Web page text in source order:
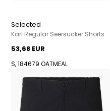
Selected
Karl Regular Seersucker Shorts
53,68 EUR
S, 184679 OATMEAL